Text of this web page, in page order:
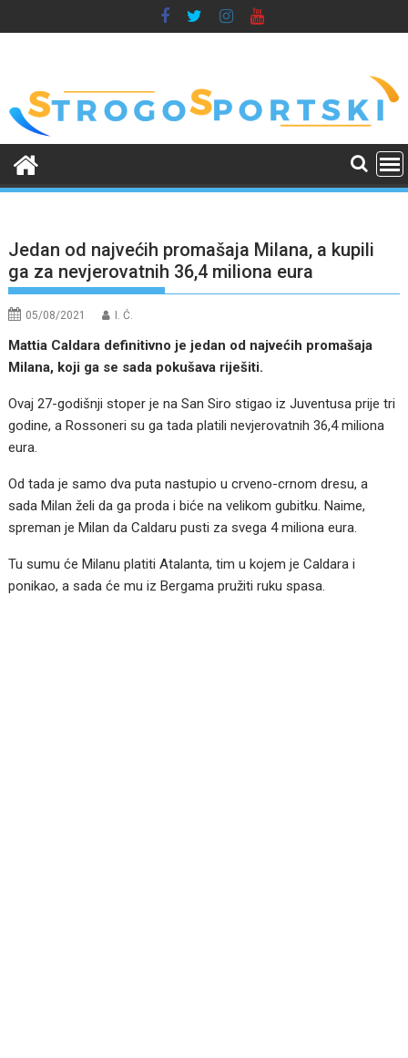
to
Jedan od najvećih promašaja Milana, a kupili
ga za nevjerovatnih 36,4 miliona eura
05/08/2021 I. Ć.
Mattia Caldara definitivno je jedan od najvećih promašaja
Milana, koji ga se sada pokušava riješiti.
Ovaj 27-godišnji stoper je na San Siro stigao iz Juventusa prije tri
godine, a Rossoneri su ga tada platili nevjerovatnih 36,4 miliona
eura.
Od tada je samo dva puta nastupio u crveno-crnom dresu, a
sada Milan želi da ga proda i biće na velikom gubitku. Naime,
spreman je Milan da Caldaru pusti za svega 4 miliona eura.
Tu sumu će Milanu platiti Atalanta, tim u kojem je Caldara i
ponikao, a sada će mu iz Bergama pružiti ruku spasa.